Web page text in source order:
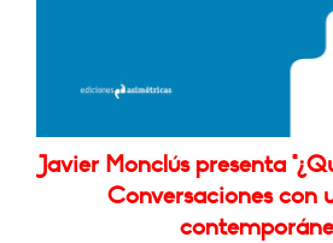
Javier Monclús presenta
Conversaciones con